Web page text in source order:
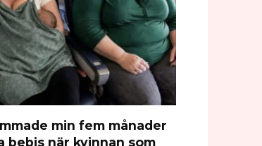
min fem månader
bebis när kvinnan som